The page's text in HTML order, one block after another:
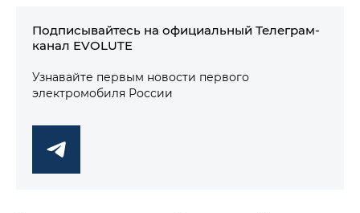
Подписывайтесь на официальный Телеграм-
канал EVOLUTE
Узнавайте первым новости первого
электромобиля России